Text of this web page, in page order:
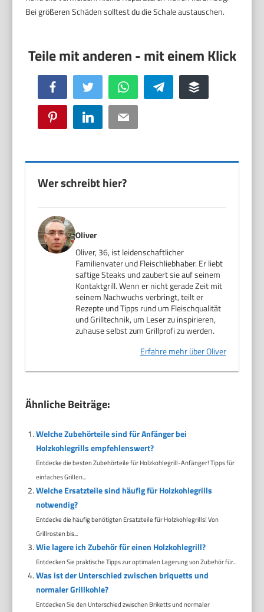
Bei größeren Schäden solltest du die Schale austauschen.
Facebook Twitter WhatsApp Telegram Buffer
Pinterest LinkedIn Email
Wer schreibt hier?
Oliver
Oliver, 36, ist leidenschaftlicher
Familienvater und Fleischliebhaber. Er liebt
saftige Steaks und zaubert sie auf seinem
Kontaktgrill. Wenn er nicht gerade Zeit mit
seinem Nachwuchs verbringt, teilt er
Rezepte und Tipps rund um Fleischqualität
und Grilltechnik, um Leser zu inspirieren,
zuhause selbst zum Grillprofi zu werden.
Erfahre mehr über Oliver
Ähnliche Beiträge:
Welche Zubehörteile sind für Anfänger bei
Holzkohlegrills empfehlenswert?
Entdecke die besten Zubehörteile für Holzkohlegrill-Anfänger! Tipps für
einfaches Grillen...
Welche Ersatzteile sind häufig für Holzkohlegrills
notwendig?
Entdecke die häufig benötigten Ersatzteile für Holzkohlegrills! Von
Grillrosten bis...
Wie lagere ich Zubehör für einen Holzkohlegrill?
Entdecken Sie praktische Tipps zur optimalen Lagerung von Zubehör für...
Was ist der Unterschied zwischen briquetts und
normaler Grillkohle?
Entdecken Sie den Unterschied zwischen Briketts und normaler